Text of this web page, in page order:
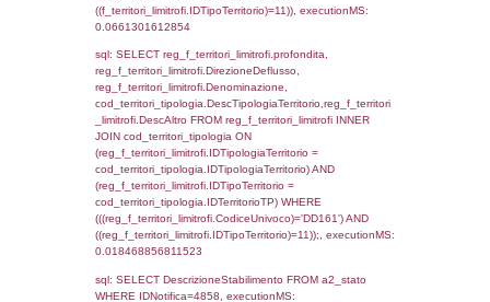
f_territori_limitrofi.Denominazione,
f_territori_limitrofi.DescAltro FROM
JOIN cod_territori_tipologia ON
(f_territori_limitrofi.IDTipologiaTerritorio =
cod_territori_tipologia.IDTipologiaTerritorio)
(f_territori_limitrofi.IDTipoTerritorio =
cod_territori_tipologia.IDTerritorioTP)
(((f_territori_limitrofi.IDNotifica)=4858) AND
((f_territori_limitrofi.IDTipoTerritorio)=5)),
0.070203065872192